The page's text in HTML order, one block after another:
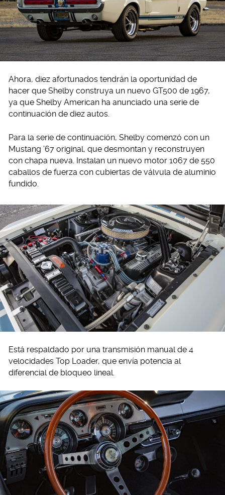
Ahora, diez afortunados tendrán la oportunidad de
hacer que Shelby construya un nuevo GT500 de 1967,
ya que Shelby American ha anunciado una serie de
continuación de diez autos.
Para la serie de continuación, Shelby comenzó con un
Mustang ’67 original, que desmontan y reconstruyen
con chapa nueva. Instalan un nuevo motor 1067 de 550
caballos de fuerza con cubiertas de válvula de aluminio
fundido.
Está respaldado por una transmisión manual de 4
velocidades Top Loader, que envía potencia al
diferencial de bloqueo lineal.